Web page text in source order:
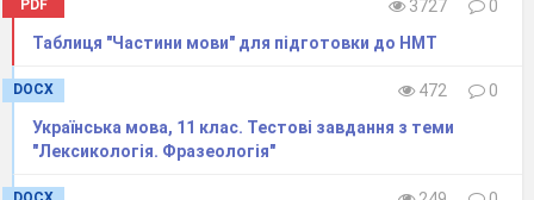
акцентування кожного елемента;
Приклад:
І день і ніч думки про тебе.
PDF 3727
0
Таблиця "Частини мови" для підготовки до НМТ
DOCX 472
0
Українська мова, 11 клас. Тестові завдання з теми
"Лексикологія. Фразеологія"